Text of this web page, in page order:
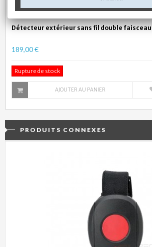
Détecteur extérieur sans fil double faisceau
189,00 €
Rupture de stock
AJOUTER AU PANIER
PRODUITS CONNEXES